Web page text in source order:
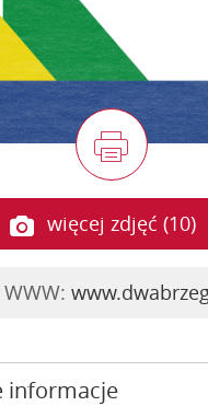
więcej zdjęć (10)
WWW:
informacje